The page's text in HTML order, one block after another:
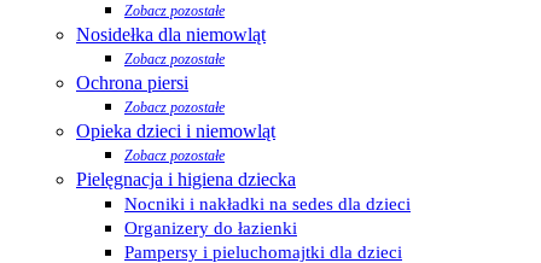
Zobacz pozostałe
Nosidełka dla niemowląt
Zobacz pozostałe
Ochrona piersi
Zobacz pozostałe
Opieka dzieci i niemowląt
Zobacz pozostałe
Pielęgnacja i higiena dziecka
Nocniki i nakładki na sedes dla dzieci
Organizery do łazienki
Pampersy i pieluchomajtki dla dzieci